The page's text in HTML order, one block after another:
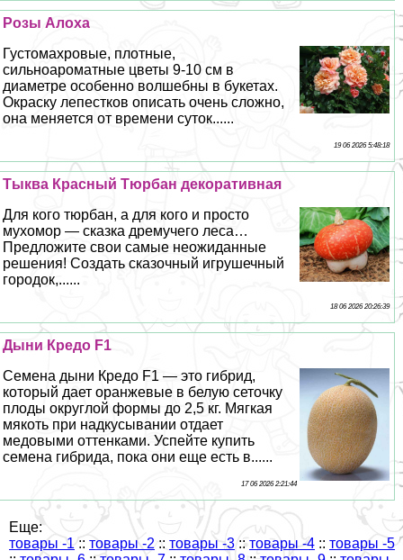
Розы Алоха
Густомахровые, плотные,
сильноароматные цветы 9-10 см в
диаметре особенно волшебны в букетах.
Окраску лепестков описать очень сложно,
она меняется от времени суток......
19 06 2026 5:48:18
Тыква Красный Тюрбан декоративная
Для кого тюрбан, а для кого и просто
мухомор — сказка дремучего леса…
Предложите свои самые неожиданные
решения! Создать сказочный игрушечный
городок,......
18 06 2026 20:26:39
Дыни Кредо F1
Семена дыни Кредо F1 — это гибрид,
который дает оранжевые в белую сеточку
плоды округлой формы до 2,5 кг. Мягкая
мякоть при надкусывании отдает
медовыми оттенками. Успейте купить
семена гибрида, пока они еще есть в......
17 06 2026 2:21:44
Еще:
товары -1 :: товары -2 :: товары -3 ::товары -4 :: товары -5